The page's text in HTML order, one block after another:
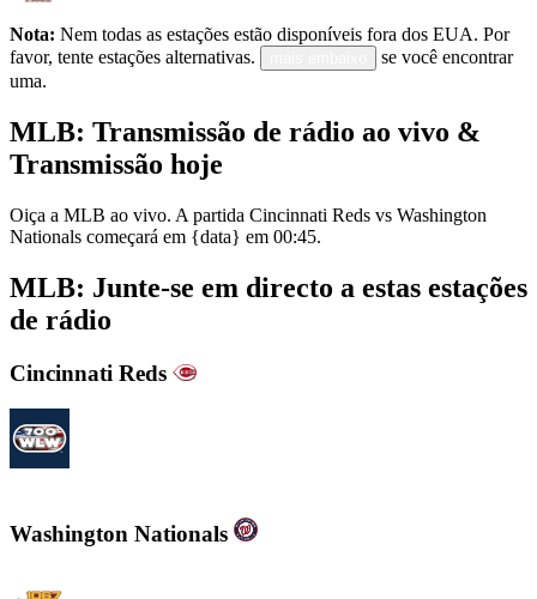
Nota: Nem todas as estações estão disponíveis fora dos EUA. Por
favor, tente estações alternativas.
se você encontrar
uma.
MLB: Transmissão de rádio ao vivo &
Transmissão hoje
Oiça a MLB ao vivo. A partida Cincinnati Reds vs Washington
Nationals começará em {data} em 00:45.
MLB: Junte-se em directo a estas estações
de rádio
Cincinnati Reds
Washington Nationals